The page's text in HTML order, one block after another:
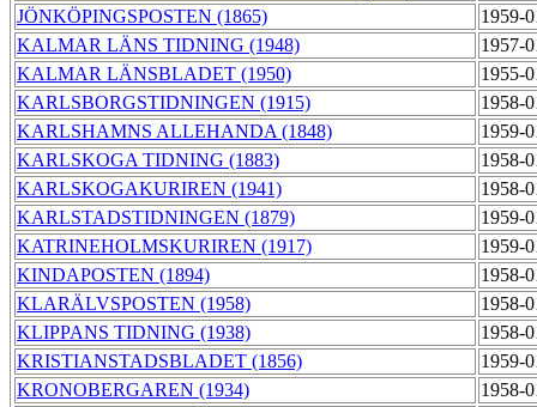
JÖNKÖPINGSPOSTEN (1865)
1959-
KALMAR LÄNS TIDNING (1948)
1957-
KALMAR LÄNSBLADET (1950)
1955-
KARLSBORGSTIDNINGEN (1915)
1958-
KARLSHAMNS ALLEHANDA (1848)
1959-
KARLSKOGA TIDNING (1883)
1958-
KARLSKOGAKURIREN (1941)
1958-
KARLSTADSTIDNINGEN (1879)
1959-
KATRINEHOLMSKURIREN (1917)
1959-
KINDAPOSTEN (1894)
1958-
KLARÄLVSPOSTEN (1958)
1958-
KLIPPANS TIDNING (1938)
1958-
KRISTIANSTADSBLADET (1856)
1959-
KRONOBERGAREN (1934)
1958-